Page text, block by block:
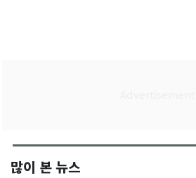
많이 본 뉴스